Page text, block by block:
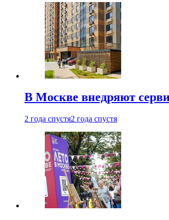
В Москве внедряют
2 года спустя2 года спустя